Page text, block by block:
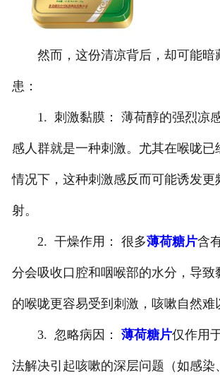
然而，这份清凉背后，却可能暗
患：
1. 刺激黏膜： 薄荷醇的强烈凉
感人群就是一种刺激。尤其在喉咙已
情况下，这种刺激感反而可能诱发更
射。
2. 干燥作用： 很多薄荷糖片含
分会吸收口腔和咽喉部的水分，导致
的喉咙更容易受到刺激，咳嗽自然难
3. 忽略病因： 薄荷糖片仅作用
法解决引起咳嗽的深层问题（如感染